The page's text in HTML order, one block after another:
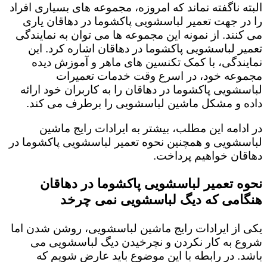
البته ناگفته نماند که امروزه، مجموعه های بسیاری افراد
را در جهت تعمیر لباسشویی پاکشوما در دهاقان یاری
می کنند. از نمونه این مجموعه ها می توان به نمایندگی
تعمیر لباسشویی پاکشوما در دهاقان اشاره کرد. این
نمایندگی، با کمک تکنسین های ماهر و آموزش دیده
مجموعه خود، در اسرع وقت خدمات تعمیرات
لباسشویی پاکشوما در دهاقان را به کاربران خود ارائه
داده و مشکل ماشین لباسشویی را برطرف می کند.
در ادامه این مطلب، بیشتر به ایرادات رایج ماشین
لباسشویی و همچنین نحوه تعمیر لباسشویی پاکشوما در
دهاقان خواهیم پرداخت.
نحوه تعمیر لباسشویی پاکشوما در دهاقان
هنگامی که دیگ لباسشویی نمی چرخد
یکی از ایرادات رایج ماشین لباسشویی، روشن شدن اما
شروع به کار نکردن و نچرخیدن دیگ لباسشویی می
باشد. در رابطه با این موضوع باید عارض شویم که